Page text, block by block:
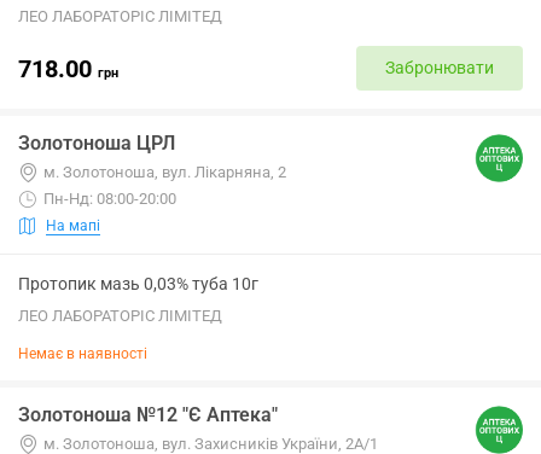
ЛЕО ЛАБОРАТОРІС ЛІМІТЕД
718.00 грн Забронювати
Золотоноша ЦРЛ
м. Золотоноша, вул. Лікарняна, 2
Пн-Нд: 08:00-20:00
На мапі
Протопик мазь 0,03% туба 10г
ЛЕО ЛАБОРАТОРІС ЛІМІТЕД
Немає в наявності
Золотоноша №12 "Є Аптека"
м. Золотоноша, вул. Захисників України, 2А/1